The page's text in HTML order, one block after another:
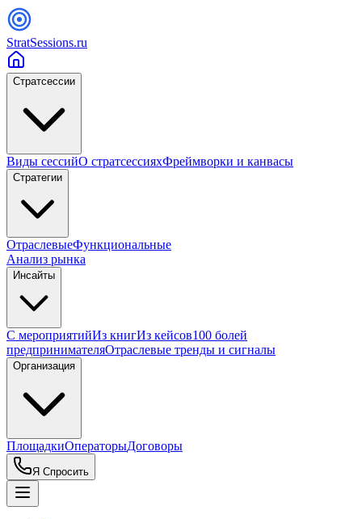
StratSessions.ru
Стратсессии
Виды сессийО стратсессияхФреймворки и канвасы
Стратегии
ОтраслевыеФункциональные
Анализ рынка
Инсайты
С мероприятийИз книгИз кейсов100 болей
предпринимателяОтраслевые тренды и сигналы
Организация
ПлощадкиОператорыДоговоры
Я Спросить